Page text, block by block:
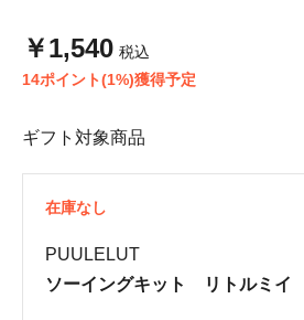
￥1,540 税込
14ポイント(1%)獲得予定
ギフト対象商品
在庫なし
PUULELUT
ソーイングキット リトルミイ